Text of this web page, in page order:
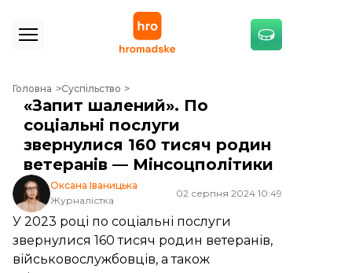
Головна Суспільство
«Запит шалений». По соціальні послуги звернулися 160 тисяч
«Запит шалений». По
соціальні послуги
звернулися 160 тисяч родин
ветеранів — Мінсоцполітики
Оксана Іваницька
Журналістка
02 серпня 2024 10:49
У 2023 році по соціальні послуги
звернулися 160 тисяч родин ветеранів,
військовослужбовців, а також